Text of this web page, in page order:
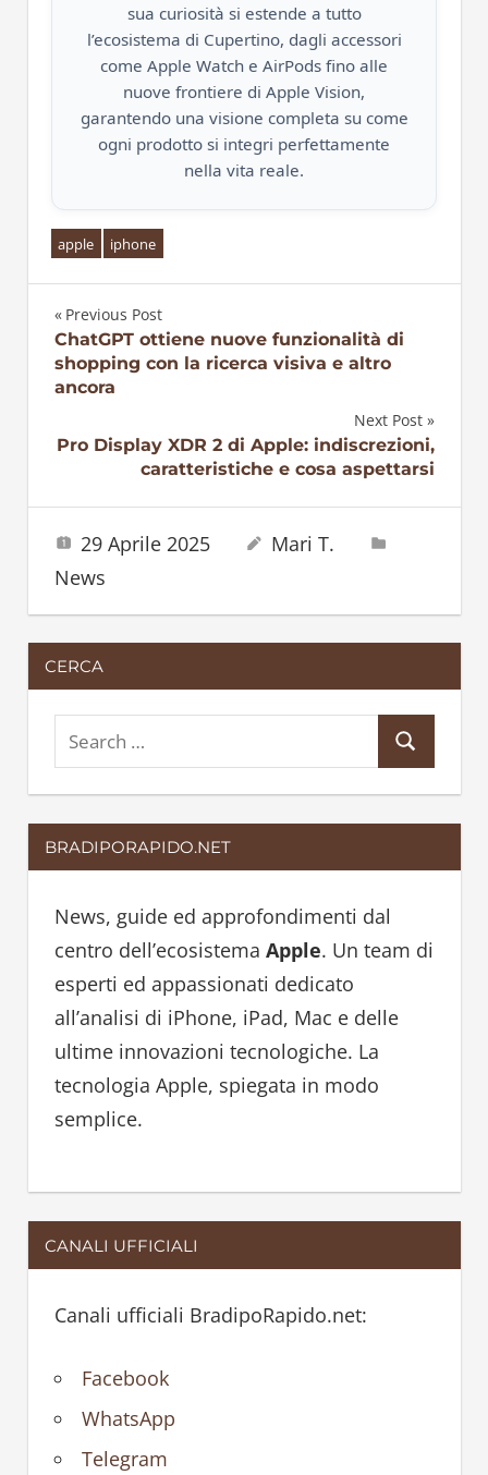
sua curiosità si estende a tutto
l’ecosistema di Cupertino, dagli accessori
come Apple Watch e AirPods fino alle
nuove frontiere di Apple Vision,
garantendo una visione completa su come
ogni prodotto si integri perfettamente
nella vita reale.
apple iphone
Navigazione
articoli
Previous Post
ChatGPT ottiene nuove funzionalità di
shopping con la ricerca visiva e altro
ancora
Next Post
Pro Display XDR 2 di Apple: indiscrezioni,
caratteristiche e cosa aspettarsi
29 Aprile 2025
Mari T.
News
CERCA
e
a
r
c
e
a
BRADIPORAPIDO.NET
News, guide ed approfondimenti dal
centro dell’ecosistema Apple. Un team di
esperti ed appassionati dedicato
all’analisi di iPhone, iPad, Mac e delle
ultime innovazioni tecnologiche. La
tecnologia Apple, spiegata in modo
semplice.
CANALI UFFICIALI
Canali ufficiali BradipoRapido.net:
Facebook
WhatsApp
Telegram